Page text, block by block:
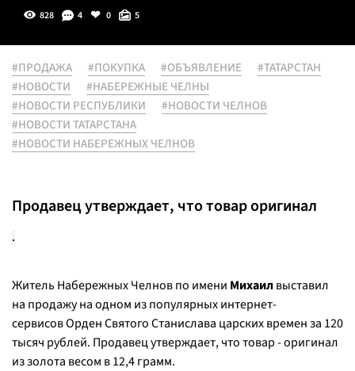
828 4 0 5
#ПРОДАЖА #ПОКУПКА #ОБЪЯВЛЕНИЕ
#ТАТАРСТАН
#НОВОСТИ
#НАБЕРЕЖНЫЕ ЧЕЛНЫ
#НОВОСТИ РЕСПУБЛИКИ
#НОВОСТИ ЧЕЛНОВ
#НОВОСТИ ТАТАРСТАНА
#НОВОСТИ НАБЕРЕЖНЫХ ЧЕЛНОВ
Продавец утверждает, что товар оригинал
.
Житель Набережных Челнов по имени Михаилвыставил
на продажу на одном из популярных интернет-
сервисов Орден Святого Станислава царских времен за 120
тысяч рублей. Продавец утверждает, что товар - оригинал
из золота весом в 12,4 грамм.